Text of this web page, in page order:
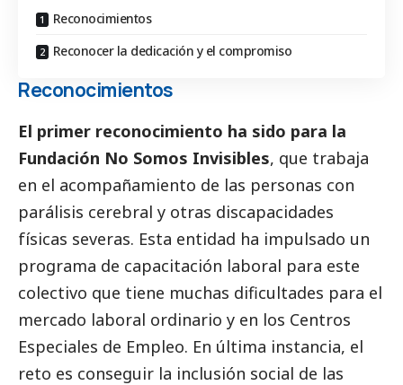
Reconocimientos
Reconocer la dedicación y el compromiso
Reconocimientos
El primer reconocimiento ha sido para la
Fundación No Somos Invisibles, que trabaja
en el acompañamiento de las personas con
parálisis cerebral y otras discapacidades
físicas severas. Esta entidad ha impulsado un
programa de capacitación laboral para este
colectivo que tiene muchas dificultades para el
mercado laboral ordinario y en los Centros
Especiales de Empleo. En última instancia, el
reto es conseguir la inclusión social de las